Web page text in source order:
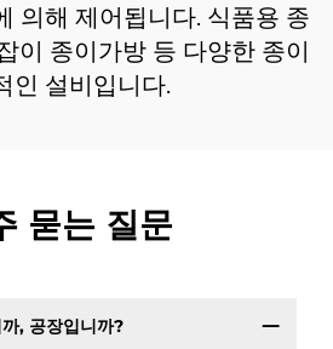
의해 제어됩니다. 식품용 종
이 종이가방 등 다양한 종이
인 설비입니다.
묻는 질문
, 공장입니까?